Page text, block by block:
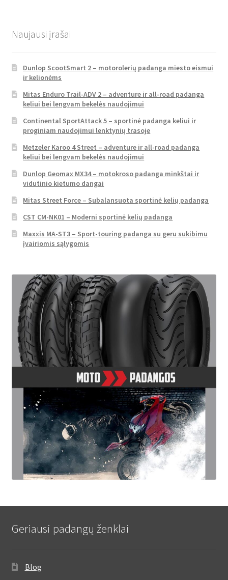
Naujausi įrašai
Dunlop ScootSmart 2 – motorolerių padanga miesto eismui
ir kelionėms
Mitas Enduro Trail-ADV 2 – adventure ir all-road padanga
keliui bei lengvam bekelės naudojimui
Continental SportAttack 5 – sportinė padanga keliui ir
proginiam naudojimui lenktynių trasoje
Metzeler Karoo 4 Street – adventure ir all-road padanga
keliui bei lengvam bekelės naudojimui
Dunlop Geomax MX34 – motokroso padanga minkštai ir
vidutinio kietumo dangai
Mitas Street Force – Subalansuota sportinė kelių padanga
CST CM-NK01 – Moderni sportinė kelių padanga
Maxxis MA-ST3 – Sport-touring padanga su geru sukibimu
įvairiomis sąlygomis
Geriausi padangų ženklai
Blog